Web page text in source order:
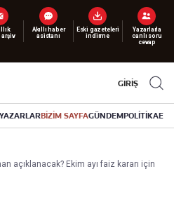
Yeni nesil dijital
TL’den başlayan fiyatlarla.
GİRİŞ
YAZARLARBİZİM SAYFAGÜNDEMPOLİTİKA
açıklanacak? Ekim ayı faiz kararı için